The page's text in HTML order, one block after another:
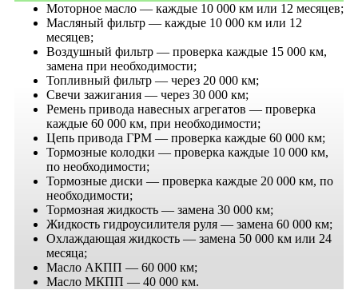
Моторное масло — каждые 10 000 км или 12 месяцев;
Масляный фильтр — каждые 10 000 км или 12
месяцев;
Воздушный фильтр — проверка каждые 15 000 км,
замена при необходимости;
Топливный фильтр — через 20 000 км;
Свечи зажигания — через 30 000 км;
Ремень привода навесных агрегатов — проверка
каждые 60 000 км, при необходимости;
Цепь привода ГРМ — проверка каждые 60 000 км;
Тормозные колодки — проверка каждые 10 000 км,
по необходимости;
Тормозные диски — проверка каждые 20 000 км, по
необходимости;
Тормозная жидкость — замена 30 000 км;
Жидкость гидроусилителя руля — замена 60 000 км;
Охлаждающая жидкость — замена 50 000 км или 24
месяца;
Масло АКПП — 60 000 км;
Масло МКПП — 40 000 км.